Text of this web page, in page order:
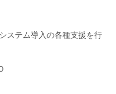
ステム導入の各種支援を行